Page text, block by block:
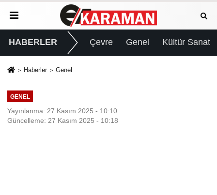
HABERLER Çevre Genel Kültür Sanat
Haberler Genel
GENEL
Yayınlanma: 27 Kasım 2025 - 10:10
Güncelleme: 27 Kasım 2025 - 10:18